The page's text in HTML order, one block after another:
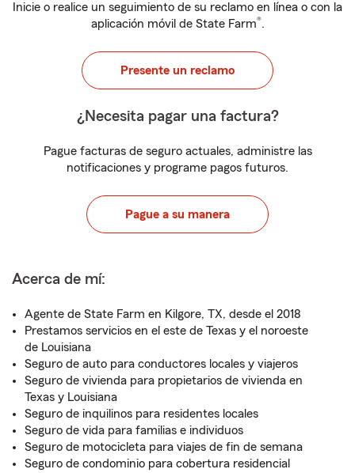
Inicie o realice un seguimiento de su reclamo en línea o con la
aplicación móvil de State Farm®.
Presente un reclamo
¿Necesita pagar una factura?
Pague facturas de seguro actuales, administre las
notificaciones y programe pagos futuros.
Pague a su manera
Acerca de mí:
Agente de State Farm en Kilgore, TX, desde el 2018
Prestamos servicios en el este de Texas y el noroeste
de Louisiana
Seguro de auto para conductores locales y viajeros
Seguro de vivienda para propietarios de vivienda en
Texas y Louisiana
Seguro de inquilinos para residentes locales
Seguro de vida para familias e individuos
Seguro de motocicleta para viajes de fin de semana
Seguro de condominio para cobertura residencial